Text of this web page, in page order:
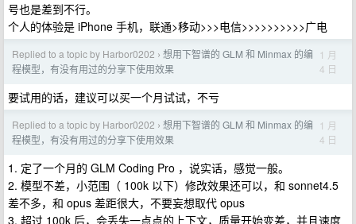
号也是差到不行。
个人的体验是 iPhone 手机，联通>移动>>>电信>>>>>>>>>>广电
Replied to a topic by Harbor0202 › 想用下智谱的 GLM 和 Minmax 的编
程模型，有没有用过的分享下使用效果
1 月
4 日
要试用的话，建议可以买一个月试试，不亏
Replied to a topic by Harbor0202 › 想用下智谱的 GLM 和 Minmax 的编
程模型，有没有用过的分享下使用效果
1 月
4 日
1. 定了一个月的 GLM Coding Pro ，说实话，感觉一般。
2. 模型不差，小范围（ 100k 以下）修改效果还可以，和 sonnet4.5
差不多，和 opus 差距很大，不要妄想取代 opus
3. 超过 100k 后，会丢失一点点的上下文，质量开始变差，并且速度